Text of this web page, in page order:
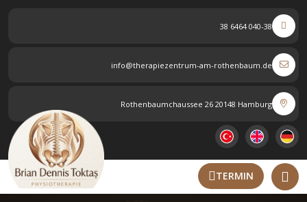
040-38 6464 38
info@therapiezentrum-am-rothenbaum.de
Rothenbaumchaussee 26 20148 Hamburg
TERMIN